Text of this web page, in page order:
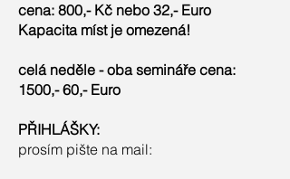
cena: 800,- Kč nebo 32,- Euro
Kapacita míst je omezená!
celá neděle - oba semináře cena:
1500,- 60,- Euro
PŘIHLÁŠKY:
prosím pište na mail: